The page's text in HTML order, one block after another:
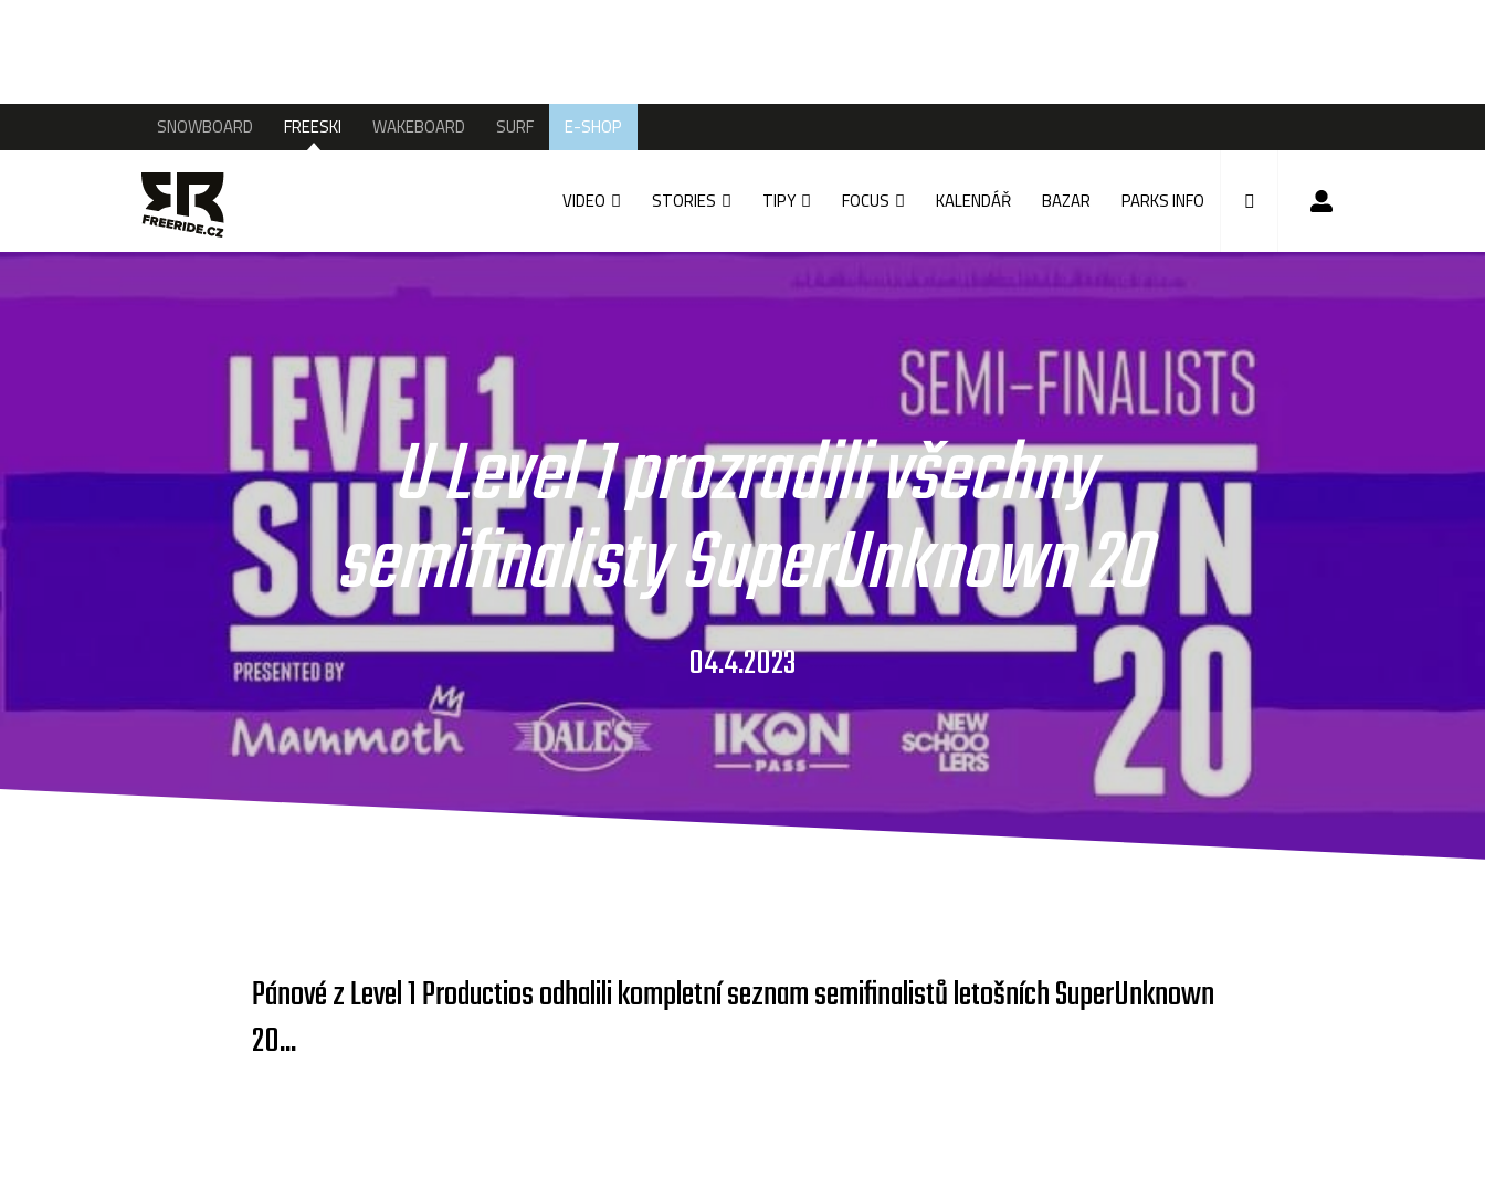
SNOWBOARD FREESKI WAKEBOARD SURF E-SHOP
VIDEO STORIES TIPY FOCUS KALENDÁŘ BAZAR PARKS INFO
U Level 1 prozradili všechny
semifinalisty SuperUnknown 20
04.4.2023
Pánové z Level 1 Productios odhalili kompletní seznam semifinalistů letošních SuperUnknown
20...